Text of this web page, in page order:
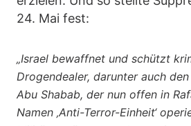
24. Mai fest:
„Israel bewaffnet und schützt
Drogendealer, darunter auch
Abu Shabab, der nun offen in
Namen ‚Anti-Terror-Einheit‘